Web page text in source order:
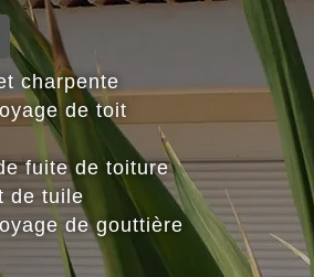
charpente
de toit
fuite de toiture
de tuile
de gouttière